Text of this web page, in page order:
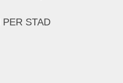
PER STAD